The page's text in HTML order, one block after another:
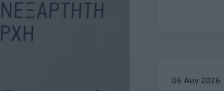
06 Αυγ 2026